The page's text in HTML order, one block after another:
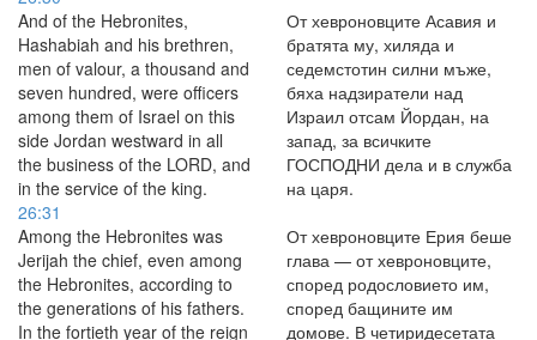
And of the Hebronites,
Hashabiah and his brethren,
men of valour, a thousand and
seven hundred, were officers
among them of Israel on this
side Jordan westward in all
the business of the LORD, and
in the service of the king.
От хевроновците Асавия и
братята му, хиляда и
седемстотин силни мъже,
бяха надзиратели над
Израил отсам Йордан, на
запад, за всичките
ГОСПОДНИ дела и в служба
на царя.
26:31
Among the Hebronites was
Jerijah the chief, even among
the Hebronites, according to
the generations of his fathers.
In the fortieth year of the reign
От хевроновците Ерия беше
глава — от хевроновците,
според родословието им,
според бащините им
домове. В четиридесетата